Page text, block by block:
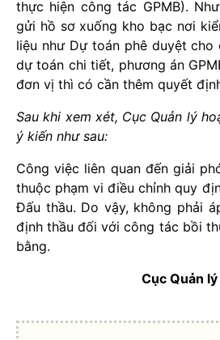
thực hiện công tác GPMB).
gửi hồ sơ xuống kho bạc nơi
liệu như Dự toán phê duyệt cho
dự toán chi tiết, phương án
đơn vị thì có cần thêm quyết
Sau khi xem xét, Cục Quản lý
ý kiến như sau:
Công việc liên quan đến giải
thuộc phạm vi điều chỉnh quy
Đấu thầu. Do vậy, không phải
định thầu đối với công tác bồi
bằng.
Cục Quản